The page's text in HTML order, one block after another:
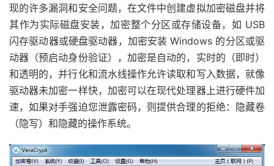
现的许多漏洞和安全问题，在文件中创建虚拟加密磁盘并将
其作为实际磁盘安装，加密整个分区或存储设备，如 USB
闪存驱动器或硬盘驱动器，加密安装 Windows 的分区或驱
动器（预启动身份验证），加密是自动的，实时的（即时）
和透明的，并行化和流水线操作允许读取和写入数据，就像
驱动器未加密一样快，加密可以在现代处理器上进行硬件加
速，如果对手强迫您泄露密码，则提供合理的拒绝：隐藏卷
（隐写）和隐藏的操作系统。